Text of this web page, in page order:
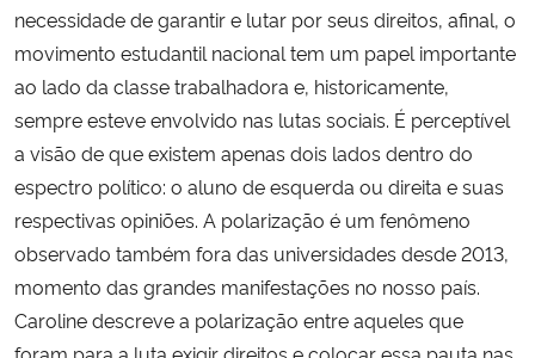
necessidade de garantir e lutar por seus direitos, afinal, o
movimento estudantil nacional tem um papel importante
ao lado da classe trabalhadora e, historicamente,
sempre esteve envolvido nas lutas sociais. É perceptível
a visão de que existem apenas dois lados dentro do
espectro político: o aluno de esquerda ou direita e suas
respectivas opiniões. A polarização é um fenômeno
observado também fora das universidades desde 2013,
momento das grandes manifestações no nosso país.
Caroline descreve a polarização entre aqueles que
foram para a luta exigir direitos e colocar essa pauta nas